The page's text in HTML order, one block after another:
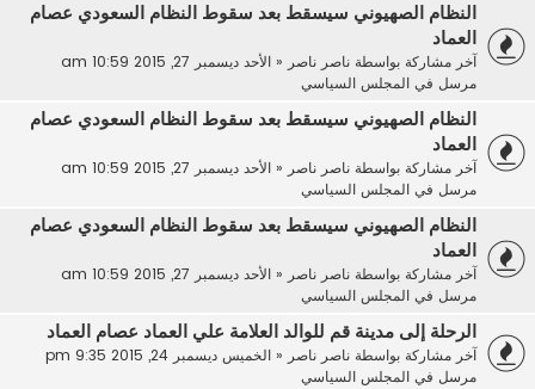
النظام الصهيوني سيسقط بعد سقوط النظام السعودي عصام
العماد
آخر مشاركة بواسطة ناصر ناصر« الأحد ديسمبر 27, 2015 10:59 am
مرسل في المجلس السياسي
النظام الصهيوني سيسقط بعد سقوط النظام السعودي عصام
العماد
آخر مشاركة بواسطة ناصر ناصر« الأحد ديسمبر 27, 2015 10:59 am
مرسل في المجلس السياسي
النظام الصهيوني سيسقط بعد سقوط النظام السعودي عصام
العماد
آخر مشاركة بواسطة ناصر ناصر« الأحد ديسمبر 27, 2015 10:59 am
مرسل في المجلس السياسي
الرحلة إلى مدينة قم للوالد العلامة علي العماد عصام العماد
آخر مشاركة بواسطة ناصر ناصر« الخميس ديسمبر 24, 2015 9:35 pm
مرسل في المجلس السياسي